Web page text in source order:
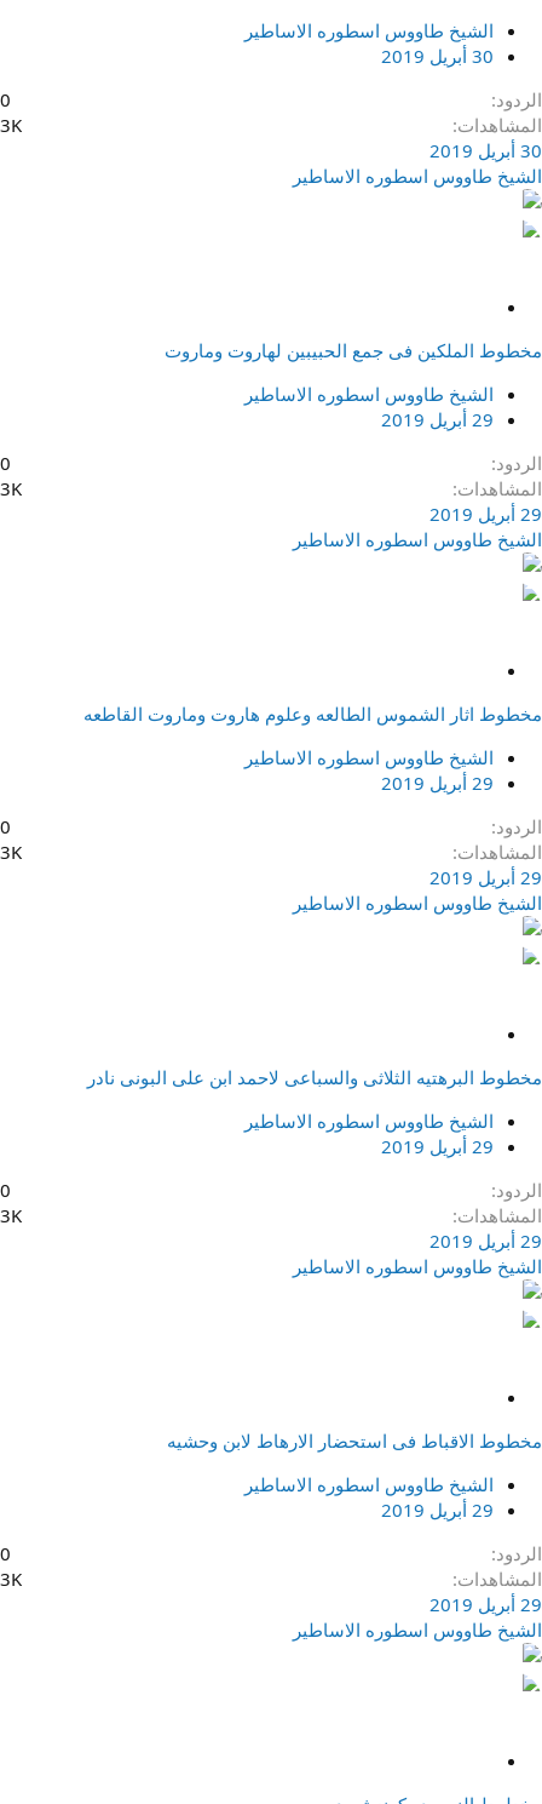
ت
الشيخ طاووس اسطوره الاساطير
30 أبريل 2019
الردود
0
المشاهدات
3K
30 أبريل 2019
الشيخ طاووس اسطوره الاساطير
ب
ت
مخطوط الملكين فى جمع الحبيبين لهاروت وماروت
الشيخ طاووس اسطوره الاساطير
29 أبريل 2019
الردود
0
المشاهدات
3K
29 أبريل 2019
الشيخ طاووس اسطوره الاساطير
ب
ت
مخطوط اثار الشموس الطالعه وعلوم هاروت وماروت القاطعه
الشيخ طاووس اسطوره الاساطير
29 أبريل 2019
الردود
0
المشاهدات
3K
29 أبريل 2019
الشيخ طاووس اسطوره الاساطير
ب
ت
مخطوط البرهتيه الثلاثى والسباعى لاحمد ابن على البونى نادر
الشيخ طاووس اسطوره الاساطير
29 أبريل 2019
الردود
0
المشاهدات
3K
29 أبريل 2019
الشيخ طاووس اسطوره الاساطير
ب
ت
مخطوط الاقباط فى استحضار الارهاط لابن وحشيه
الشيخ طاووس اسطوره الاساطير
29 أبريل 2019
الردود
0
المشاهدات
3K
29 أبريل 2019
الشيخ طاووس اسطوره الاساطير